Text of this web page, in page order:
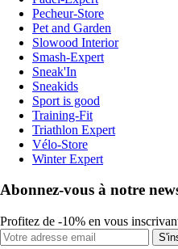
Pecheur-Store
Pet and Garden
Slowood Interior
Smash-Expert
Sneak'In
Sneakids
Sport is good
Training-Fit
Triathlon Expert
Vélo-Store
Winter Expert
Abonnez-vous à notre
Profitez de -10% en vous